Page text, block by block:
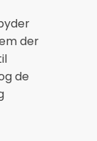
der
de